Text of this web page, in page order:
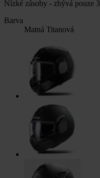
Nízké zásoby - zbývá pouze 3
Barva
Matná Titanová